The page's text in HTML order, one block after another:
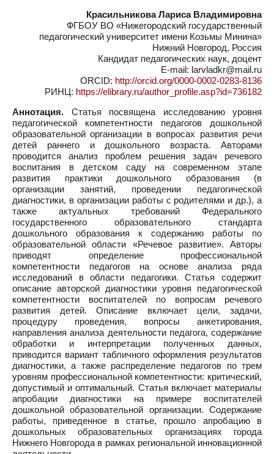
Красильникова Лариса Владимировна
ФГБОУ ВО «Нижегородский государственный
педагогический университет имени Козьмы Минина»
Нижний Новгород, Россия
Кандидат педагогических наук, доцент
E-mail: larvladkr@mail.ru
ORCID: http://orcid.org/0000-0002-0283-8136
РИНЦ: https://elibrary.ru/author_profile.asp?id=736182
Аннотация. Статья посвящена исследованию уровня
педагогической компетентности педагогов дошкольной
образовательной организации в вопросах развития речи
детей раннего и дошкольного возраста. Авторами
проводится анализ проблем решения задач речевого
воспитания в детском саду на современном этапе
развития практики дошкольного образования (в
организации занятий, проведении педагогической
диагностики, в организации работы с родителями и др.), а
также актуальных требований Федерального
государственного образовательного стандарта
дошкольного образования к содержанию работы по
образовательной области «Речевое развитие». Авторы
приводят определение профессиональной
компетентности педагогов на основе анализа ряда
исследований в области педагогики. Статья содержит
описание авторской диагностики уровня педагогической
компетентности воспитателей по вопросам речевого
развития детей. Описание включает цели, задачи,
процедуру проведения, вопросы анкетирования,
направления анализа деятельности педагога, содержание
обработки и интерпретации полученных данных,
приводится вариант табличного оформления результатов
диагностики, а также распределение педагогов по трем
уровням профессиональной компетентности: критический,
допустимый и оптимальный. Статья включает материалы
апробации диагностики на примере воспитателей
дошкольной образовательной организации. Содержание
работы, приведенное в статье, прошло апробацию в
дошкольных образовательных организациях города
Нижнего Новгорода в рамках региональной инновационной